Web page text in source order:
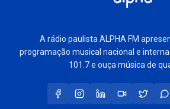
A rádio paulista ALPHA FM
programação musical nacional e
101.7 e ouça música de